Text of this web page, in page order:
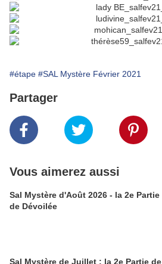
#étape #SAL Mystère Février 2021
Partager
Vous aimerez aussi
Sal Mystère d'Août 2026 - la 2e Partie
de Dévoilée
Sal Mystère de Juillet : la 2e Partie de